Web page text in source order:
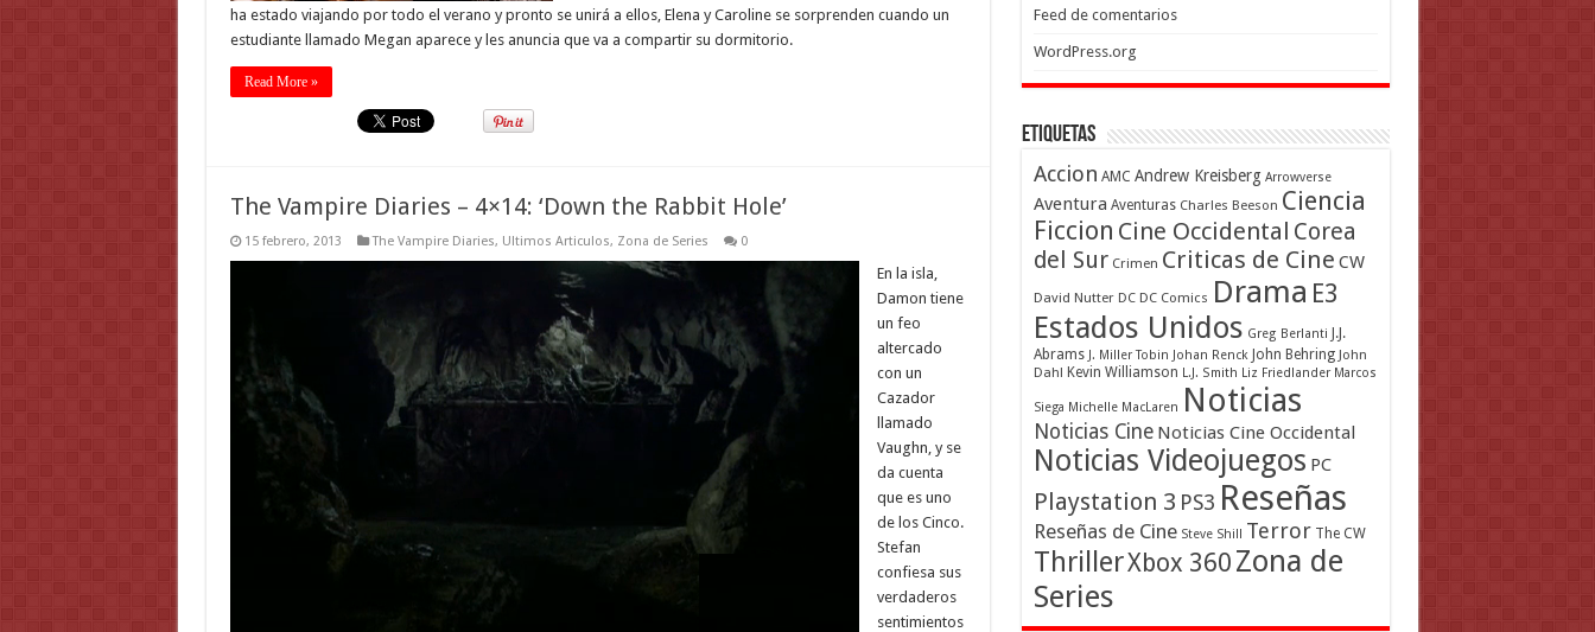
ha estado viajando por todo el verano y pronto se unirá a ellos, Elena y Caroline se sorprenden cuando un
estudiante llamado Megan aparece y les anuncia que va a compartir su dormitorio.
Read More »
The Vampire Diaries – 4×14: ‘Down the Rabbit Hole’
15 febrero, 2013 The Vampire Diaries, Ultimos Articulos, Zona de Series 0
En la isla,
Damon tiene
un feo
altercado
con un
Cazador
llamado
Vaughn, y se
da cuenta
que es uno
de los Cinco.
Stefan
confiesa sus
verdaderos
sentimientos
Feed de comentarios
WordPress.org
Etiquetas
Accion AMC Andrew Kreisberg Arrowverse
Aventura Aventuras Charles Beeson Ciencia
Ficcion Cine Occidental Corea
del Sur Crimen Criticas de Cine CW
David Nutter DC DC Comics Drama E3
Estados Unidos Greg Berlanti
J.J.
Abrams J. Miller Tobin Johan Renck John Behring John
Dahl Kevin Williamson L.J. Smith Liz Friedlander Marcos
Siega Michelle MacLaren Noticias
Noticias Cine Noticias Cine Occidental
Noticias Videojuegos PC
Playstation 3 PS3 Reseñas
Reseñas de Cine Steve Shill Terror The CW
ThrillerXbox 360 Zona de
Series